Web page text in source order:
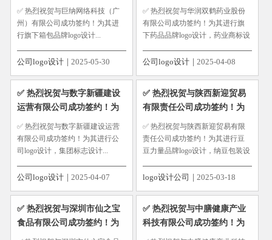
约！为其进行旗下箱包品牌
logo设计
✅ 热烈祝贺与巨纳网络科技（广
州）有限公司成功签约！为其进
行旗下箱包品牌logo设计...
公司logo设计 2025-05-30
其进行旗下药品品牌logo设
计，药业商标设计
✅ 热烈祝贺与华润双鹤药业股份
有限公司成功签约！为其进行旗
下药品品牌logo设计，药业商标设
公司logo设计 2025-04-08
✅ 热烈祝贺与数字新疆建设
运营有限公司成功签约！为
其进行公司logo设计，集团标
志设计
✅ 热烈祝贺与数字新疆建设运营
有限公司成功签约！为其进行公
司logo设计，集团标志设计...
公司logo设计 2025-04-07
✅ 热烈祝贺与陕西新迎贸易
有限责任公司成功签约！为
其进行豆豆力量品牌logo设
计，纳豆包装设计
✅ 热烈祝贺与陕西新迎贸易有限
责任公司成功签约！为其进行豆
豆力量品牌logo设计，纳豆包装设
logo设计公司 2025-03-18
✅ 热烈祝贺与深圳市仙之宝
食品有限公司成功签约！为
其进行零零冻食品品牌logo设
✅ 热烈祝贺与中膳健康产业
科技有限公司成功签约！为
其进行大健康品牌logo设计，